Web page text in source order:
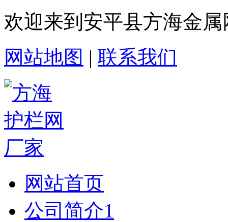
欢迎来到安平县方海金
网站地图 | 联系我们
网站首页
公司简介1